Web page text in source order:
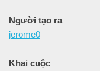
Người tạo ra
jerome0
Khai cuộc